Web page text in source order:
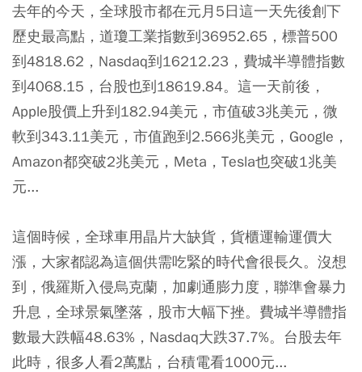
去年的今天，全球股市都在元月5日這一天先後創下
歷史最高點，道瓊工業指數到36952.65，標普500
到4818.62，Nasdaq到16212.23，費城半導體指數
到4068.15，台股也到18619.84。這一天前後，
Apple股價上升到182.94美元，市值破3兆美元，微
軟到343.11美元，市值跑到2.566兆美元，Google，
Amazon都突破2兆美元，Meta，Tesla也突破1兆美
元...
這個時候，全球車用晶片大缺貨，貨櫃運輸運價大
漲，大家都認為這個供需吃緊的時代會很長久。沒想
到，俄羅斯入侵烏克蘭，加劇通膨力度，聯準會暴力
升息，全球景氣墜落，股市大幅下挫。費城半導體指
數最大跌幅48.63%，Nasdaq大跌37.7%。台股去年
此時，很多人看2萬點，台積電看1000元...